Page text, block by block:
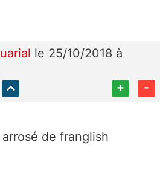
le 25/10/2018 à
+ -
de franglish